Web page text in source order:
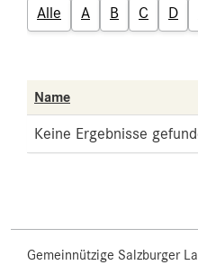
Alle A B C D
Name
Keine Ergebnisse
Gemeinnützige Salzburger